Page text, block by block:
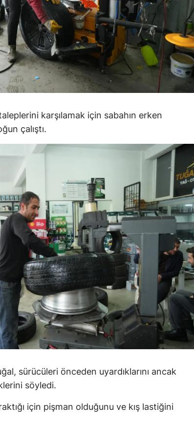
Rize
Sakarya
Samsun
Siirt
Sinop
Tekirdağ
Tokat
Trabzon
Tunceli
Şanlıurfa
Uşak
Van
Yozgat
Zonguldak
Aksaray
Bayburt
Karaman
Kırıkkale
Batman
Şırnak
karşılamak için sabahın erken
çalıştı.
sürücüleri önceden uyardıklarını ancak
söyledi.
için pişman olduğunu ve kış lastiğini